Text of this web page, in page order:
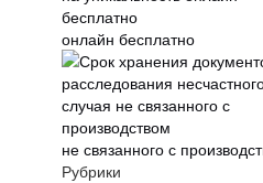
онлайн бесплатно
не связанного с
Рубрики